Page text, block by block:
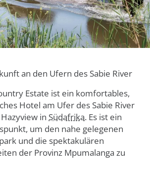
an den Ufern des Sabie River
Estate ist ein komfortables,
Hotel am Ufer des Sabie River
in Südafrika. Es ist ein
um den nahe gelegenen
und die spektakulären
der Provinz Mpumalanga zu